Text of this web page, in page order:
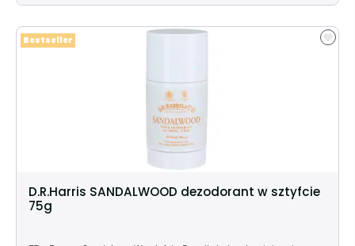
D.R.Harris SANDALWOOD dezodorant w sztyfcie
75g
Bestseller